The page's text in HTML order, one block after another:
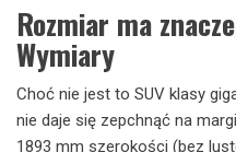
Rozmiar ma
Wymiary
Choć nie jest to SUV klasy
nie daje się zepchnąć na
1893 mm szerokości (bez